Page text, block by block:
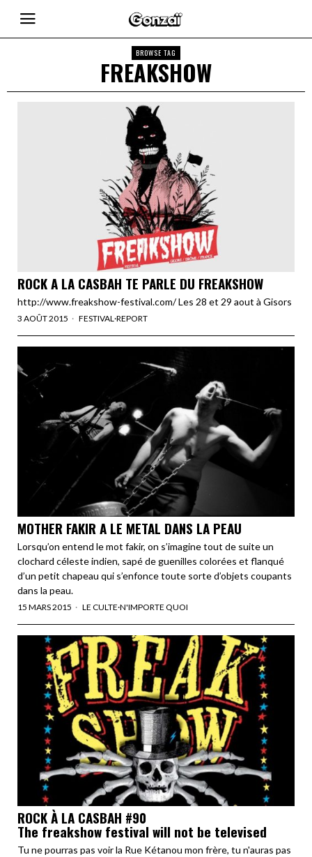
BROWSE TAG
FREAKSHOW
ROCK A LA CASBAH TE PARLE DU FREAKSHOW
http://www.freakshow-festival.com/ Les 28 et 29 aout à Gisors
3 AOÛT 2015 FESTIVAL·REPORT
MOTHER FAKIR A LE METAL DANS LA PEAU
Lorsqu’on entend le mot fakir, on s’imagine tout de suite un
clochard céleste indien, sapé de guenilles colorées et flanqué
d’un petit chapeau qui s’enfonce toute sorte d’objets coupants
dans la peau.
15 MARS 2015 LE CULTE·N'IMPORTE QUOI
ROCK À LA CASBAH #90
The freakshow festival will not be televised
Tu ne pourras pas voir la Rue Kétanou mon frère, tu n'auras pas